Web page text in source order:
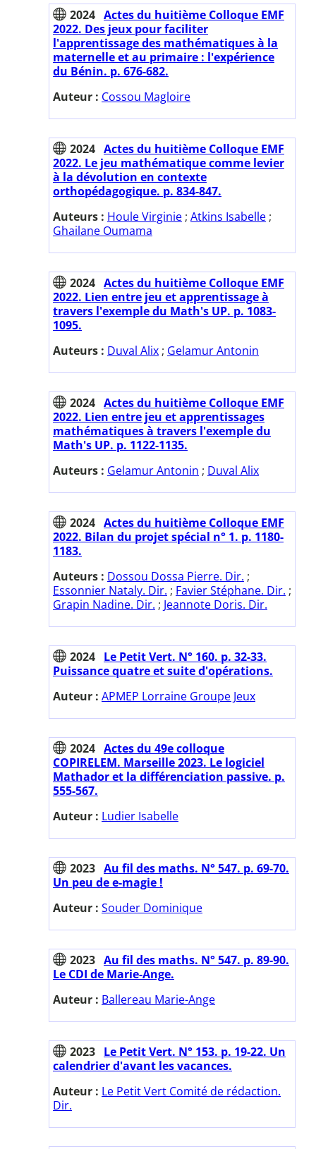
2024 Actes du huitième Colloque EMF
2022. Des jeux pour faciliter
l'apprentissage des mathématiques à la
maternelle et au primaire : l'expérience
du Bénin. p. 676-682.
Auteur : Cossou Magloire
2024 Actes du huitième Colloque EMF
2022. Le jeu mathématique comme levier
à la dévolution en contexte
orthopédagogique. p. 834-847.
Auteurs : Houle Virginie ; Atkins Isabelle ;
Ghailane Oumama
2024 Actes du huitième Colloque EMF
2022. Lien entre jeu et apprentissage à
travers l'exemple du Math's UP. p. 1083-
1095.
Auteurs : Duval Alix ; Gelamur Antonin
2024 Actes du huitième Colloque EMF
2022. Lien entre jeu et apprentissages
mathématiques à travers l'exemple du
Math's UP. p. 1122-1135.
Auteurs : Gelamur Antonin ; Duval Alix
2024 Actes du huitième Colloque EMF
2022. Bilan du projet spécial n° 1. p. 1180-
1183.
Auteurs : Dossou Dossa Pierre. Dir. ;
Essonnier Nataly. Dir. ; Favier Stéphane. Dir. ;
Grapin Nadine. Dir. ; Jeannote Doris. Dir.
2024 Le Petit Vert. N° 160. p. 32-33.
Puissance quatre et suite d'opérations.
Auteur : APMEP Lorraine Groupe Jeux
2024 Actes du 49e colloque
COPIRELEM. Marseille 2023. Le logiciel
Mathador et la différenciation passive. p.
555-567.
Auteur : Ludier Isabelle
2023 Au fil des maths. N° 547. p. 69-70.
Un peu de e-magie !
Auteur : Souder Dominique
2023 Au fil des maths. N° 547. p. 89-90.
Le CDI de Marie-Ange.
Auteur : Ballereau Marie-Ange
2023 Le Petit Vert. N° 153. p. 19-22. Un
calendrier d'avant les vacances.
Auteur : Le Petit Vert Comité de rédaction.
Dir.